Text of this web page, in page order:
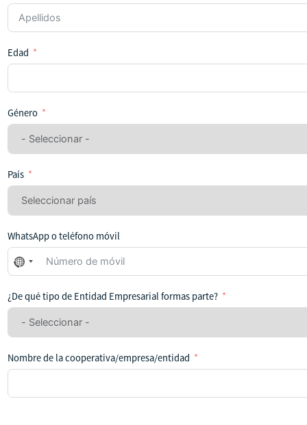
Edad
Género
País
WhatsApp o teléfono móvil
No
se
seleccionado
ningún
¿De qué tipo de Entidad Empresarial formas parte?
Nombre de la cooperativa/empresa/entidad